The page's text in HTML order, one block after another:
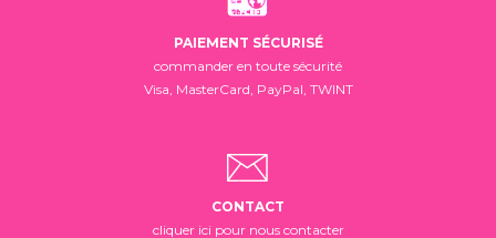
PAIEMENT SÉCURISÉ
commander en toute sécurité
Visa, MasterCard, PayPal, TWINT
CONTACT
cliquer ici pour nous contacter